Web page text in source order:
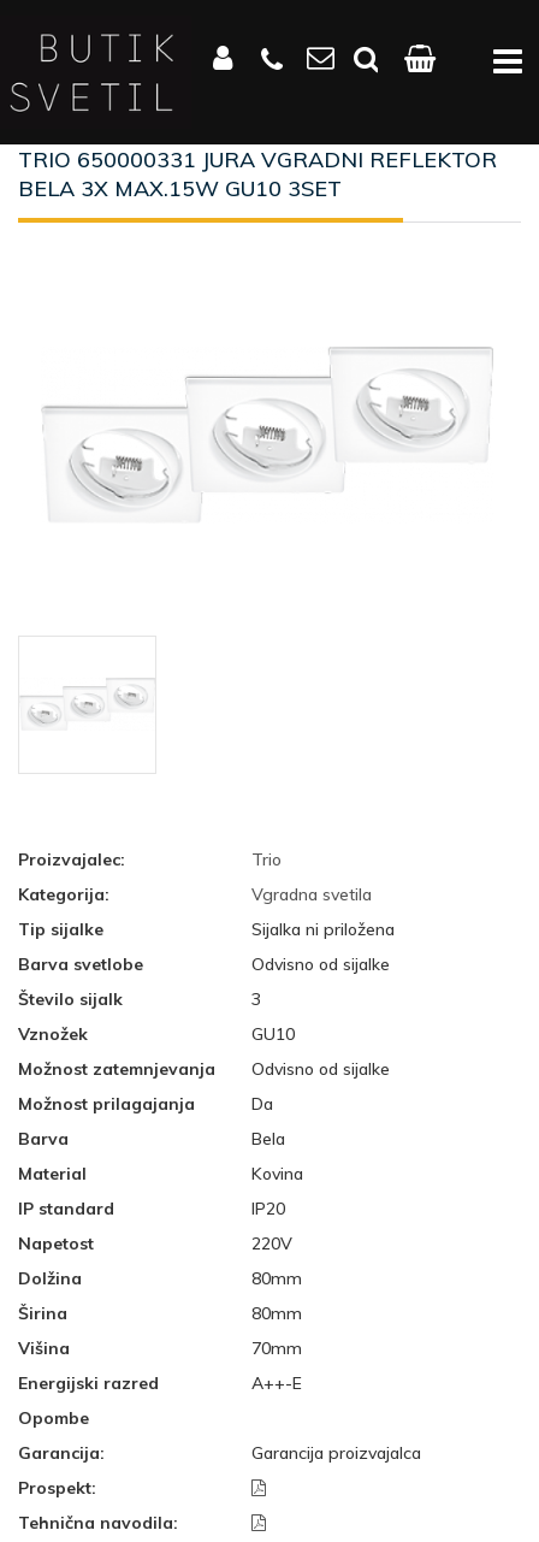
TRIO 650000331 JURA VGRADNI REFLEKTOR
BELA 3X MAX.15W GU10 3SET
Proizvajalec:
Trio
Kategorija:
Vgradna svetila
Tip sijalke
Sijalka ni priložena
Barva svetlobe
Odvisno od sijalke
Število sijalk
3
Vznožek
GU10
Možnost zatemnjevanja
Odvisno od sijalke
Možnost prilagajanja
Da
Barva
Bela
Material
Kovina
IP standard
IP20
Napetost
220V
Dolžina
80mm
Širina
80mm
Višina
70mm
Energijski razred
A++-E
Opombe
Garancija:
Garancija proizvajalca
Prospekt:
Tehnična navodila: